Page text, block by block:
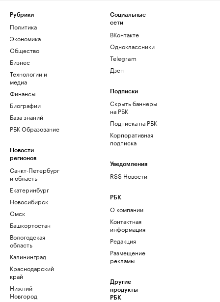
Рубрики
Политика
Экономика
Общество
Бизнес
Технологии и
медиа
Финансы
Биографии
База знаний
РБК Образование
Новости
регионов
Санкт-Петербург
и область
Екатеринбург
Новосибирск
Омск
Башкортостан
Вологодская
область
Калининград
Краснодарский
край
Нижний
Новгород
Социальные
сети
ВКонтакте
Одноклассники
Telegram
Дзен
Подписки
Скрыть баннеры
на РБК
Подписка на РБК
Корпоративная
подписка
Уведомления
RSS Новости
РБК
О компании
Контактная
информация
Редакция
Размещение
рекламы
Другие
продукты
РБК